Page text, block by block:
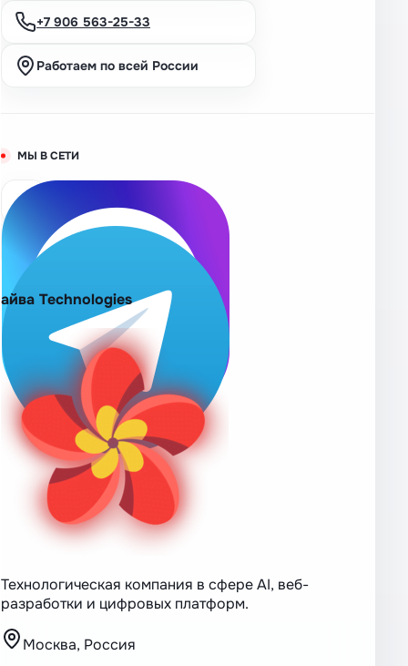
+7 906 563-25-33
Работаем по всей России
МЫ В СЕТИ
айва Technologies
Технологическая компания в сфере AI, веб-
разработки и цифровых платформ.
Москва, Россия